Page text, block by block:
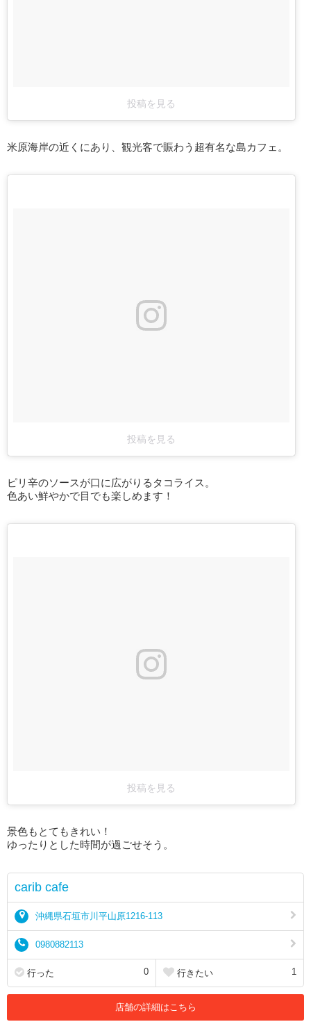
投稿を見る
米原海岸の近くにあり、観光客で賑わう超有名な島カフェ。
投稿を見る
ピリ辛のソースが口に広がりるタコライス。
色あい鮮やかで目でも楽しめます！
投稿を見る
景色もとてもきれい！
ゆったりとした時間が過ごせそう。
carib cafe
沖縄県石垣市川平山原1216-113
0980882113
行った 0 行きたい 1
店舗の詳細はこちら